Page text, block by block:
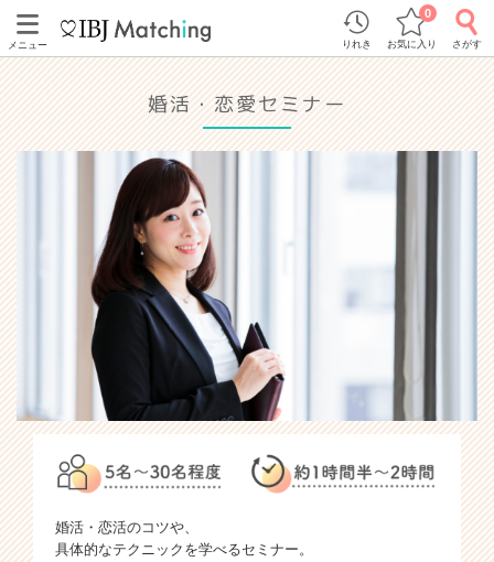
メニュー りれき お気に入り
0
さがす
婚活・恋愛セミナー
婚活・恋活のコツや、
具体的なテクニックを学べるセミナー。